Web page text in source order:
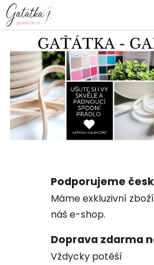
Přejít
na
obsah
V
í
t
e
j
Podporujeme
Máme exkluzivní
náš e-shop.
Doprava zdarma
Vždycky potěší